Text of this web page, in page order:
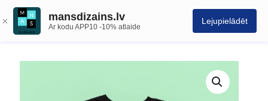
mansdizains.lv
Ar kodu APP10 -10% atlaide
Lejupielādēt